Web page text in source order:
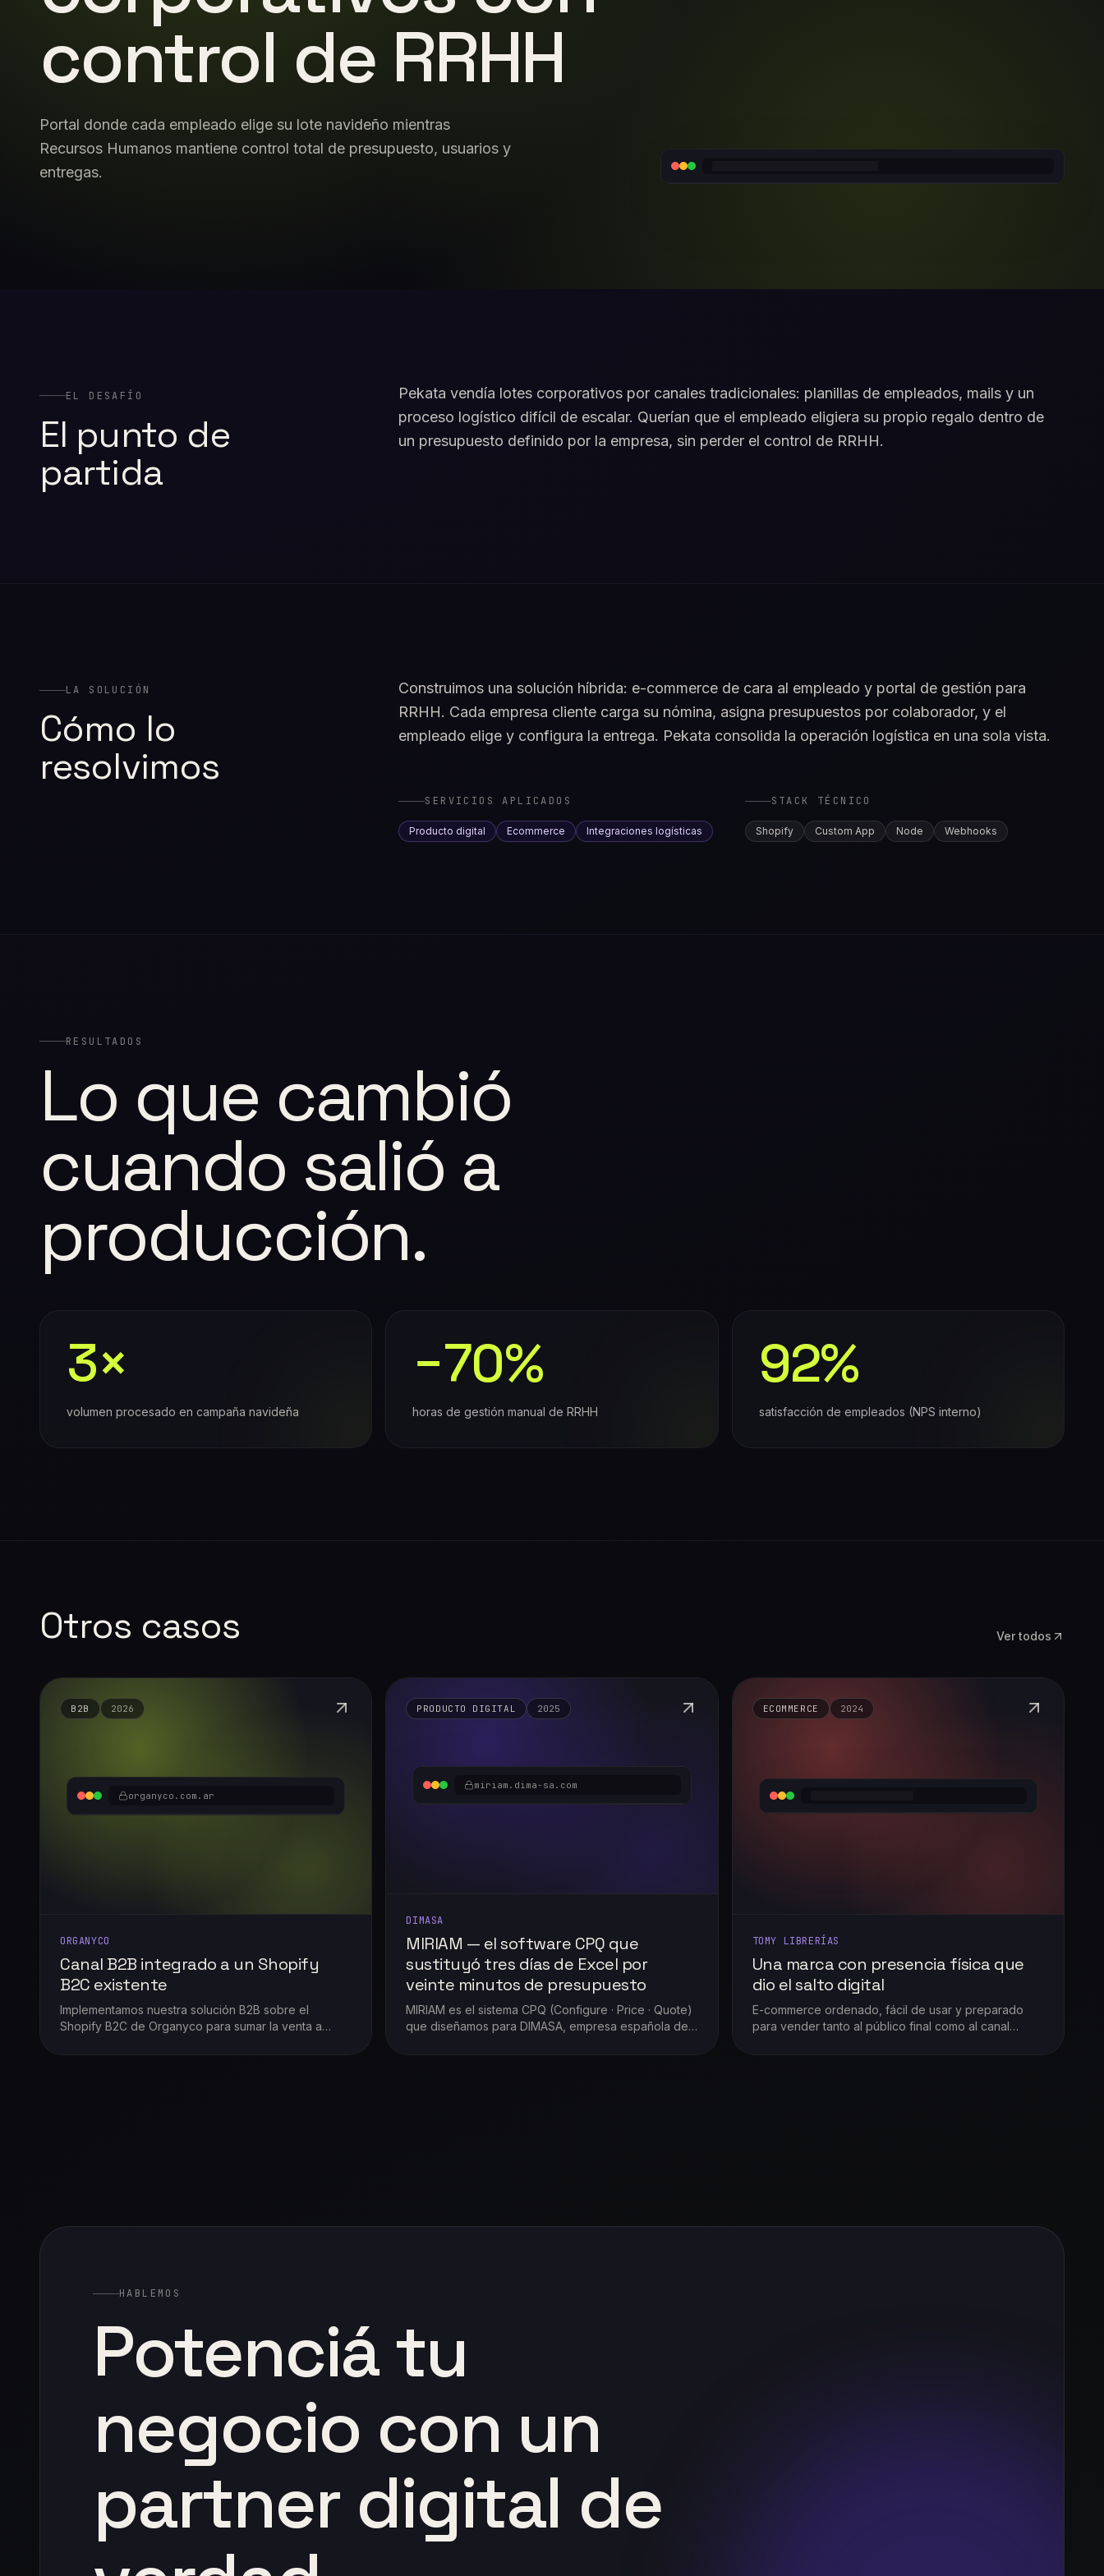
control de RRHH
Portal donde cada empleado elige su lote navideño mientras
Recursos Humanos mantiene control total de presupuesto, usuarios y
entregas.
EL DESAFÍO
El punto de
partida
Pekata vendía lotes corporativos por canales tradicionales: planillas de empleados, mails y un
proceso logístico difícil de escalar. Querían que el empleado eligiera su propio regalo dentro de
un presupuesto definido por la empresa, sin perder el control de RRHH.
LA SOLUCIÓN
Cómo lo
resolvimos
Construimos una solución híbrida: e-commerce de cara al empleado y portal de gestión para
RRHH. Cada empresa cliente carga su nómina, asigna presupuestos por colaborador, y el
empleado elige y configura la entrega. Pekata consolida la operación logística en una sola vista.
SERVICIOS APLICADOS
Producto digital Ecommerce Integraciones logísticas
STACK TÉCNICO
Shopify Custom App Node Webhooks
RESULTADOS
Lo que cambió
cuando salió a
producción.
3×
volumen procesado en campaña navideña
−70%
horas de gestión manual de RRHH
92%
satisfacción de empleados (NPS interno)
Otros casos Ver todos
organyco.com.ar
B2B 2026
ORGANYCO
Canal B2B integrado a un Shopify
B2C existente
Implementamos nuestra solución B2B sobre el
Shopify B2C de Organyco para sumar la venta a
miriam.dima-sa.com
PRODUCTO DIGITAL 2025
DIMASA
MIRIAM — el software CPQ que
sustituyó tres días de Excel por
veinte minutos de presupuesto
MIRIAM es el sistema CPQ (Configure · Price · Quote)
que diseñamos para DIMASA, empresa española de
ECOMMERCE 2024
TOMY LIBRERÍAS
Una marca con presencia física que
dio el salto digital
E-commerce ordenado, fácil de usar y preparado
para vender tanto al público final como al canal
HABLEMOS
Potenciátu
negocio con un
partner digital de